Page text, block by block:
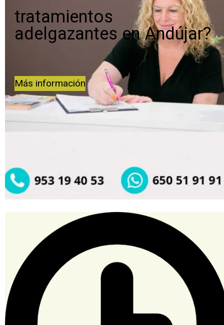
tratamientos
adelgazantes en Andújar?
Más información